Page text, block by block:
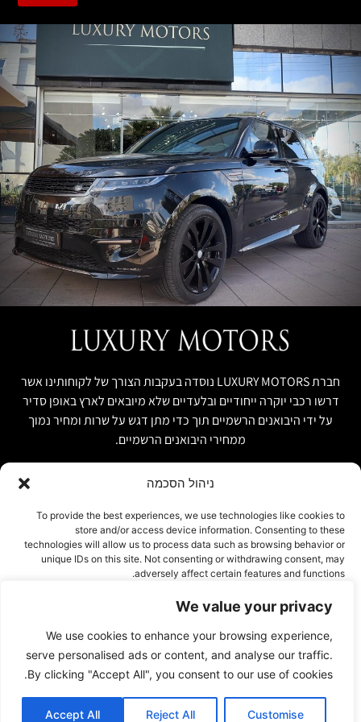
We value your privacy
We use cookies to enhance your browsing experience,
serve personalised ads or content, and analyse our traffic.
By clicking "Accept All", you consent to our use of cookies.
Customise
Reject All
Accept All
ניהול הסכמה
To provide the best experiences, we use technologies like cookies to
store and/or access device information. Consenting to these
technologies will allow us to process data such as browsing behavior or
unique IDs on this site. Not consenting or withdrawing consent, may
adversely affect certain features and functions.
דחייה
חברת LUXURY MOTORS נוסדה בעקבות הצורך של לקוחותינו אשר
דרשו רכבי יוקרה ייחודיים ובלעדיים שלא מיובאים לארץ באופן סדיר
על ידי היבואנים הרשמיים תוך כדי מתן דגש על שרות ומחיר נמוך
ממחירי היבואנים הרשמיים.
אודות
יבוא אישי ויבוא מקביל
טרייד אין ומשומשות
רכבים למכירה במלאי
צור קשר
עמוד פרטיות
074-7408590
office@luxury-motors.co.il